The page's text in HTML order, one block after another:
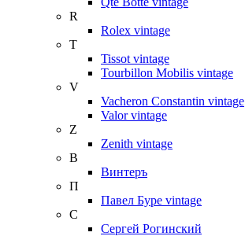
R
Rolex vintage
T
Tissot vintage
Tourbillon Mobilis vintage
V
Vacheron Constantin vintage
Valor vintage
Z
Zenith vintage
В
Винтеръ
П
Павел Буре vintage
С
Сергей Рогинский